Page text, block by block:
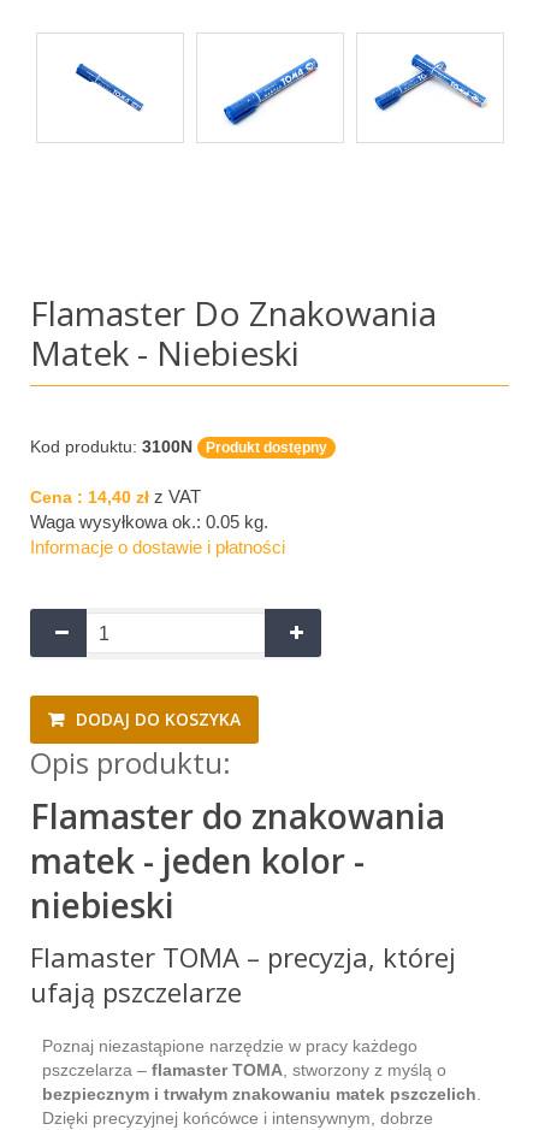
Flamaster Do Znakowania
Matek - Niebieski
Kod produktu: 3100N Produkt dostępny
Cena : 14,40 zł z VAT
Waga wysyłkowa ok.: 0.05 kg.
Informacje o dostawie i płatności
DODAJ DO KOSZYKA
Opis produktu:
Flamaster do znakowania
matek - jeden kolor -
niebieski
Flamaster TOMA – precyzja, której
ufają pszczelarze
Poznaj niezastąpione narzędzie w pracy każdego
pszczelarza – flamaster TOMA , stworzony z myślą o
bezpiecznym i trwałym znakowaniu matek pszczelich
Dzięki precyzyjnej końcówce i intensywnym, dobrze